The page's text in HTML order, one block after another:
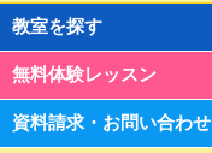
教室を探す
無料体験レッスン
資料請求・お問い合わせ